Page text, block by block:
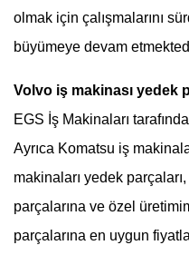
olmak için çalışmalarını
büyümeye devam
Volvo iş makinası yedek
EGS İş Makinaları
Ayrıca Komatsu iş
makinaları yedek
parçalarına ve özel
parçalarına en uygun